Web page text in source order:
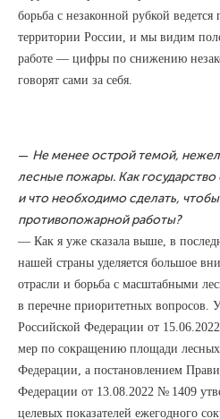
борьба с незаконной рубкой
территории России, и мы видим
работе — цифры по снижению
говорят сами за себя.
— Не менее острой темой,
лесные пожары. Как
и что необходимо сделать,
противопожарной работы?
— Как я уже сказала выше, в
нашей страны уделяется большое
отрасли и борьба с масштабными
в перечне приоритетных вопросов.
Российской Федерации от
мер по сокращению площади
Федерации, а постановлением
Федерации от 13.08.2022 № 1409
целевых показателей ежегодного